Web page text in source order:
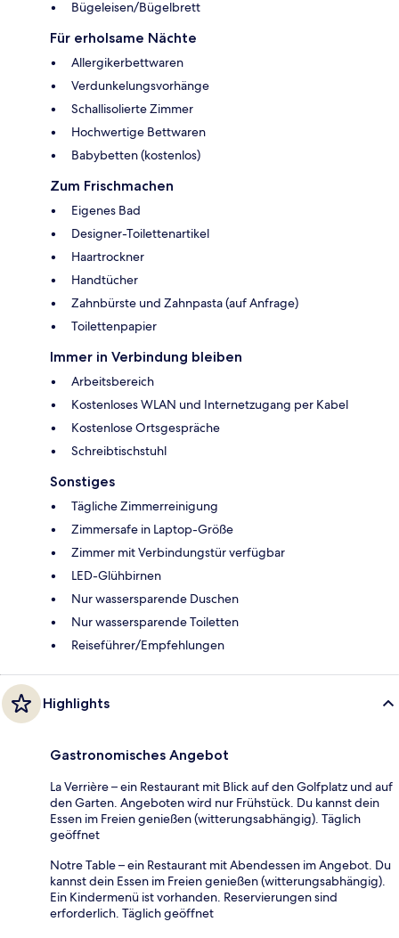
Bügeleisen/Bügelbrett
Für erholsame Nächte
Allergikerbettwaren
Verdunkelungsvorhänge
Schallisolierte Zimmer
Hochwertige Bettwaren
Babybetten (kostenlos)
Zum Frischmachen
Eigenes Bad
Designer-Toilettenartikel
Haartrockner
Handtücher
Zahnbürste und Zahnpasta (auf Anfrage)
Toilettenpapier
Immer in Verbindung bleiben
Arbeitsbereich
Kostenloses WLAN und Internetzugang per Kabel
Kostenlose Ortsgespräche
Schreibtischstuhl
Sonstiges
Tägliche Zimmerreinigung
Zimmersafe in Laptop-Größe
Zimmer mit Verbindungstür verfügbar
LED-Glühbirnen
Nur wassersparende Duschen
Nur wassersparende Toiletten
Reiseführer/Empfehlungen
Highlights
Gastronomisches Angebot
La Verrière – ein Restaurant mit Blick auf den Golfplatz und auf
den Garten. Angeboten wird nur Frühstück. Du kannst dein
Essen im Freien genießen (witterungsabhängig). Täglich
geöffnet
Notre Table – ein Restaurant mit Abendessen im Angebot. Du
kannst dein Essen im Freien genießen (witterungsabhängig).
Ein Kindermenü ist vorhanden. Reservierungen sind
erforderlich. Täglich geöffnet